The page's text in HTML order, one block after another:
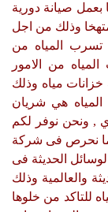
بعمل صيانة دورية
وذلك من اجل
تسرب المياه من
من الامور
مياه وذلك
هي شريان
, ونحن نوفر لكم
نحرص فى شركة
الحديثة فى
والعالمية وذلك
للتاكد من خلوها